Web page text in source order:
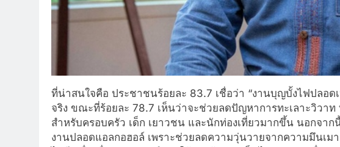
ที่น่าสนใจคือ ประชาชนร้อยละ 83.7 เชื่อว่า “งานบุญบั้งไฟปลอด
จริง ขณะที่ร้อยละ 78.7 เห็นว่าจะช่วยลดปัญหาการทะเลาะวิวา
สำหรับครอบครัว เด็ก เยาวชน และนักท่องเที่ยวมากขึ้น นอกจา
งานปลอดแอลกอฮอล์ เพราะช่วยลดความวุ่นวายจากความมึนเม